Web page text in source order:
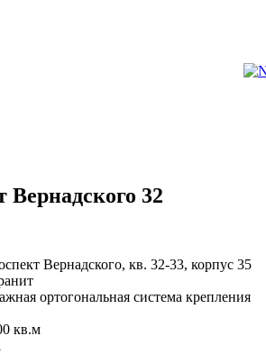
32
Вернадского, кв. 32-33, корпус 35
ортогональная система крепления
кв.м